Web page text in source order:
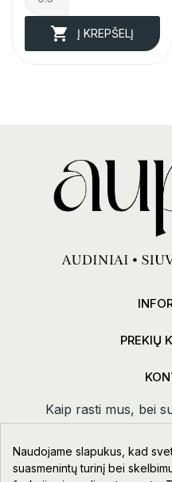
 Į KREPŠELĮ
PREKIŲ
Kaip rasti mus, bei
Taikos pr.
Naudojame slapukus, kad
suasmenintų turinį bei